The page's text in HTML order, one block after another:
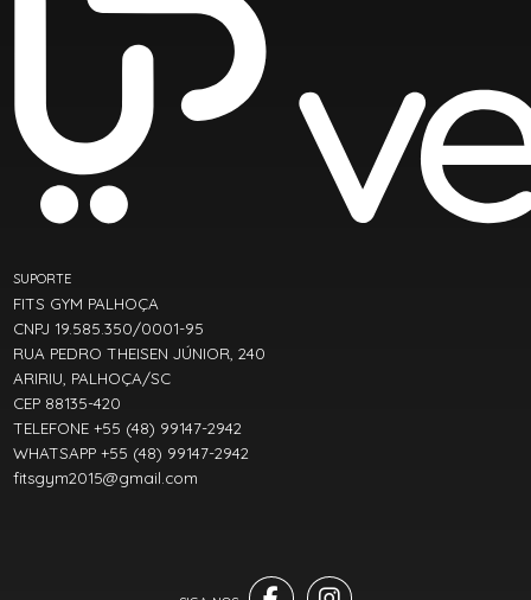
SUPORTE
FITS GYM PALHOÇA
CNPJ 19.585.350/0001-95
RUA PEDRO THEISEN JÚNIOR, 240
ARIRIU, PALHOÇA/SC
CEP 88135-420
TELEFONE +55 (48) 99147-2942
WHATSAPP +55 (48) 99147-2942
fitsgym2015@gmail.com